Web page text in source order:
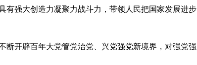
有强大创造力凝聚力战斗力，带领人民把国家发展进步
开辟百年大党管党治党、兴党强党新境界，对强党强